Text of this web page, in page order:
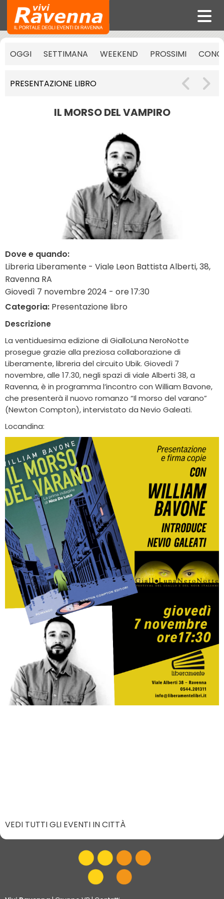
OGGI SETTIMANA WEEKEND PROSSIMI
PRESENTAZIONE LIBRO
IL MORSO DEL VAMPIRO
Dove e quando:
Libreria Liberamente - Viale Leon Battista Alberti, 38,
Ravenna RA
Giovedì 7 novembre 2024 - ore 17:30
Categoria: Presentazione libro
Descrizione
La ventiduesima edizione di GialloLuna NeroNotte
prosegue grazie alla preziosa collaborazione di
Liberamente, libreria del circuito Ubik. Giovedì 7
novembre, alle 17.30, negli spazi di viale Alberti 38, a
Ravenna, è in programma l’incontro con William Bavone,
che presenterà il nuovo romanzo “Il morso del varano”
(Newton Compton), intervistato da Nevio Galeati.
Locandina:
VEDI TUTTI GLI EVENTI IN CITTÀ